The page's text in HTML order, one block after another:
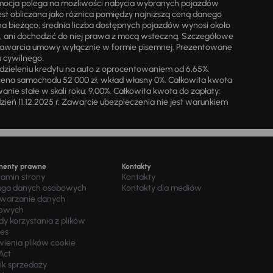
polega na możliwości nabycia wybranych pojazdów
obliczana jako różnica pomiędzy najniższą ceną danego
bieżąco; średnia liczba dostępnych pojazdów wynosi około
dochodzić do niej prawa z mocą wsteczną. Szczegółowe
umowy wyłącznie w formie pisemnej. Prezentowane
cywilnego.
kredytu na auto z oprocentowaniem od 6,65%.
samochodu 52 000 zł, wkład własny 0%. Całkowita kwota
stałe w skali roku: 9,00%. Całkowita kwota do zapłaty:
11.12.2025 r. Zawarcie ubezpieczenia nie jest warunkiem
prawne
strony
danych osobowych
danych
korzystania z plików
plików cookie
sprzedaży
Kontakty
Kontakty
Kontakty dla mediów